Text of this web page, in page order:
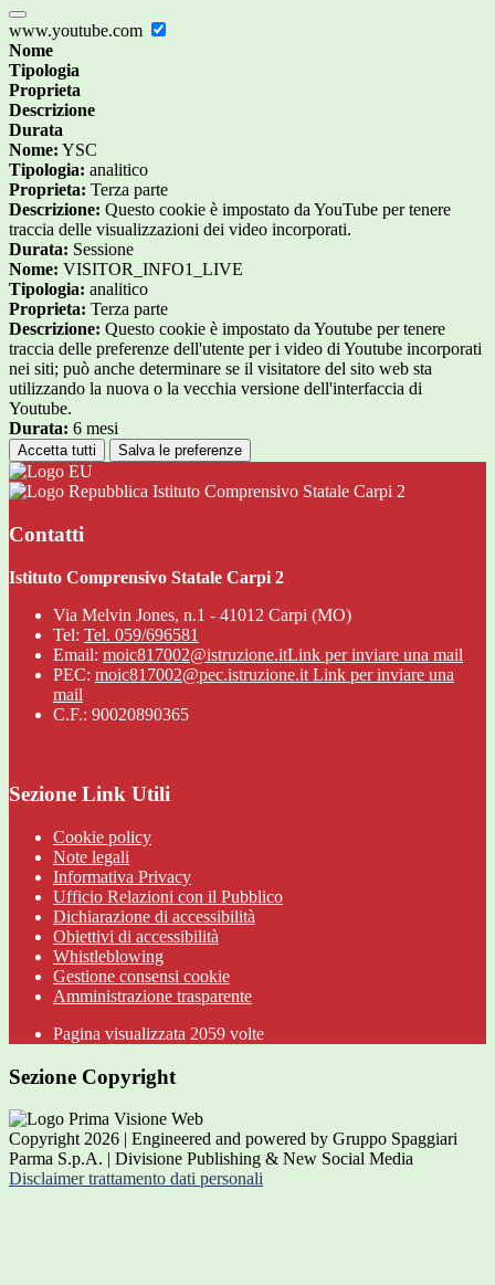
www.youtube.com
Nome
Tipologia
Proprieta
Descrizione
Durata
Nome: YSC
Tipologia: analitico
Proprieta: Terza parte
Descrizione: Questo cookie è impostato da YouTube per tenere
traccia delle visualizzazioni dei video incorporati.
Durata: Sessione
Nome: VISITOR_INFO1_LIVE
Tipologia: analitico
Proprieta: Terza parte
Descrizione: Questo cookie è impostato da Youtube per tenere
traccia delle preferenze dell'utente per i video di Youtube incorporati
nei siti; può anche determinare se il visitatore del sito web sta
utilizzando la nuova o la vecchia versione dell'interfaccia di
Youtube.
Durata: 6 mesi
Accetta tutti Salva le preferenze
Istituto Comprensivo Statale Carpi 2
Contatti
Istituto Comprensivo Statale Carpi 2
Via Melvin Jones, n.1 - 41012 Carpi (MO)
Tel: Tel. 059/696581
Email: moic817002@istruzione.itLink per inviare una mail
PEC: moic817002@pec.istruzione.it Link per inviare una
mail
C.F.: 90020890365
Sezione Link Utili
Cookie policy
Note legali
Informativa Privacy
Ufficio Relazioni con il Pubblico
Dichiarazione di accessibilità
Obiettivi di accessibilità
Whistleblowing
Gestione consensi cookie
Amministrazione trasparente
Pagina visualizzata 2059 volte
Sezione Copyright
Copyright 2026 | Engineered and powered by Gruppo Spaggiari
Parma S.p.A. | Divisione Publishing & New Social Media
Disclaimer trattamento dati personali